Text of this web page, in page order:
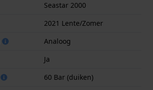
Seastar 2000
2021 Lente/Zomer
Analoog
Ja
60 Bar (duiken)